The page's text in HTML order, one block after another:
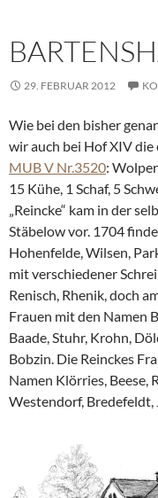
29. FEBRUAR 2012
Wie bei den bisher
wir auch bei Hof XIV
MUB V Nr.3520:
15 Kühe, 1 Schaf, 5
„Reincke“ kam in der
Stäbelow vor. 1704
Hohenfelde, Wilsen,
mit verschiedener
Renisch, Rhenik, doch
Frauen mit den Namen
Baade, Stuhr, Krohn,
Bobzin. Die Reinckes
Namen Klörries, Beese,
Westendorf, Bredefeldt,